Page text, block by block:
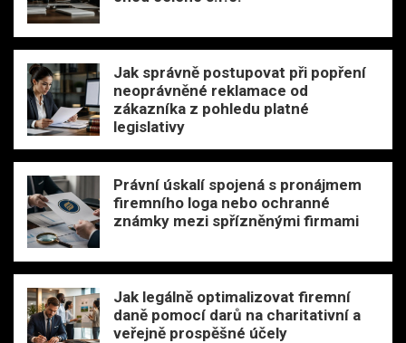
Jak správně postupovat při popření
neoprávněné reklamace od
zákazníka z pohledu platné
legislativy
Právní úskalí spojená s pronájmem
firemního loga nebo ochranné
známky mezi spřízněnými firmami
Jak legálně optimalizovat firemní
daně pomocí darů na charitativní a
veřejně prospěšné účely